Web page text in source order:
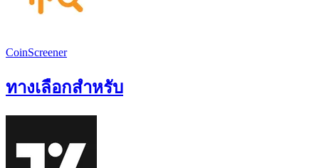
CoinScreener
ทางเลือกสำหรับ